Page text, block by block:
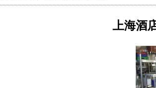
上海酒